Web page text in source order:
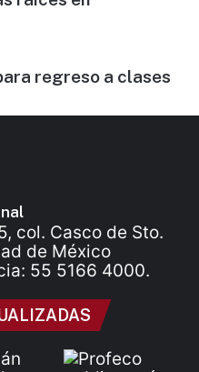
regreso a clases
col. Casco de Sto.
de México
55 5166 4000.